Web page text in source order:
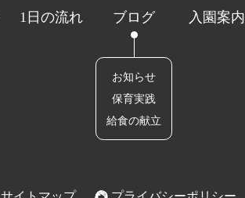
1日の流れ ブログ
お知らせ
保育実践
給食の献立
入園案内